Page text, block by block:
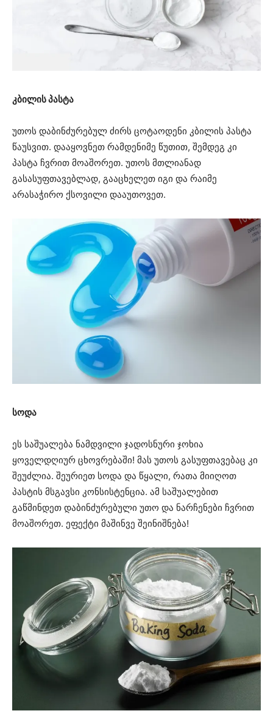
კბილის პასტა
უთოს დაბინძურებულ ძირს ცოტაოდენი კბილის პასტა
წაუსვით. დააყოვნეთ რამდენიმე წუთით, შემდეგ კი
პასტა ჩვრით მოაშორეთ. უთოს მთლიანად
გასასუფთავებლად, გააცხელეთ იგი და რაიმე
არასაჭირო ქსოვილი დააუთოვეთ.
სოდა
ეს საშუალება ნამდვილი ჯადოსნური ჯოხია
ყოველდღიურ ცხოვრებაში! მას უთოს გასუფთავებაც კი
შეუძლია. შეურიეთ სოდა და წყალი, რათა მიიღოთ
პასტის მსგავსი კონსისტენცია. ამ საშუალებით
გაწმინდეთ დაბინძურებული უთო და ნარჩენები ჩვრით
მოაშორეთ. ეფექტი მაშინვე შეინიშნება!